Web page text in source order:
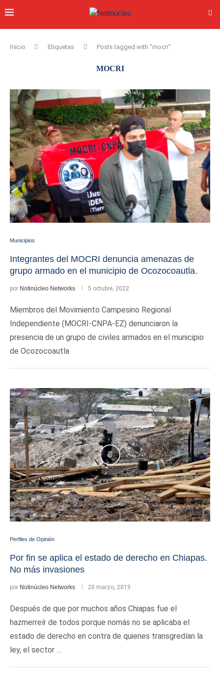
Inicio Etiquetas Posts tagged with "mocri"
MOCRI
Municipios
Integrantes del MOCRI denuncia amenazas de
grupo armado en el municipio de Ocozocoautla.
por Notinúcleo Networks 5 octubre, 2022
Miembros del Movimiento Campesino Regional
Independiente (MOCRI-CNPA-EZ) denunciaron la
presencia de un grupo de civiles armados en el municipio
de Ocozocoautla
Perfiles de Opinión
Por fin se aplica el estado de derecho en Chiapas.
No más invasiones
por Notinúcleo Networks 20 marzo, 2019
Después de que por muchos años Chiapas fue el
hazmerreír de todos porque nomás no se aplicaba el
estado de derecho en contra de quienes transgredían la
ley, el sector …